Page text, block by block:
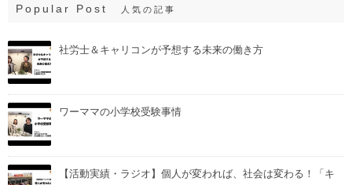
Popular Post 人気の記事
社労士＆キャリコンが予想する未来の働き方
ワーママの小学校受験事情
【活動実績・ラジオ】個人が変われば、社会は変わる！「キ